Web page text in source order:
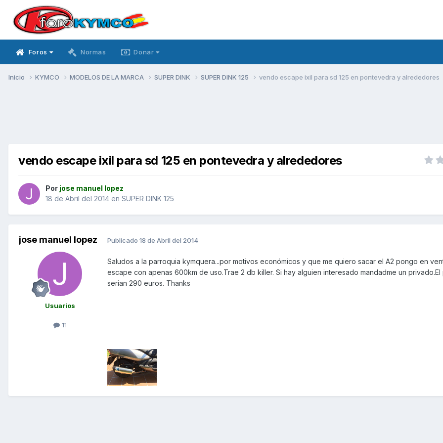
Foros Normas Donar
Inicio KYMCO MODELOS DE LA MARCA SUPER DINK SUPER DINK 125 vendo escape ixil para sd 125 en pontevedra y alrededores
vendo escape ixil para sd 125 en pontevedra y alrededores
Por jose manuel lopez
18 de Abril del 2014 en SUPER DINK 125
jose manuel lopez
Usuarios
11
Publicado 18 de Abril del 2014
Saludos a la parroquia kymquera...por motivos económicos y que me quiero sacar el A2 pongo en
escape con apenas 600km de uso.Trae 2 db killer. Si hay alguien interesado mandadme un privado.El
serian 290 euros. Thanks